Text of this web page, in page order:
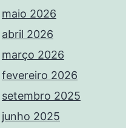
maio 2026
abril 2026
março 2026
fevereiro 2026
setembro 2025
junho 2025